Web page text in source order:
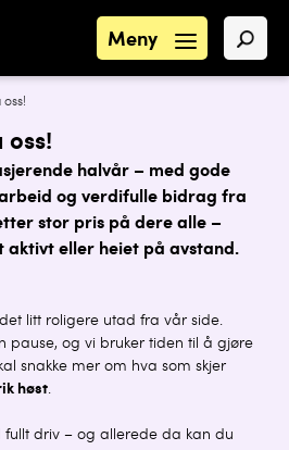
Meny
oss!
halvår – med gode
og verdifulle bidrag fra
stor pris på dere alle –
aktivt eller heiet på avstand.
litt roligere utad fra vår side.
pause, og vi bruker tiden til å gjøre
snakke mer om hva som skjer
høst.
fullt driv – og allerede da kan du